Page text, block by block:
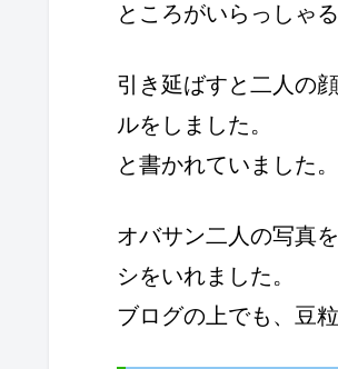
ところがいらっしゃ
引き延ばすと二人の
ルをしました。
と書かれていました。
オバサン二人の写真
シをいれました。
ブログの上でも、豆